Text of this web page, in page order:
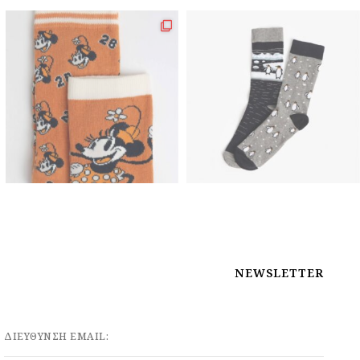
NEWSLETTER
ΔΙΕΥΘΥΝΣΗ EMAIL: